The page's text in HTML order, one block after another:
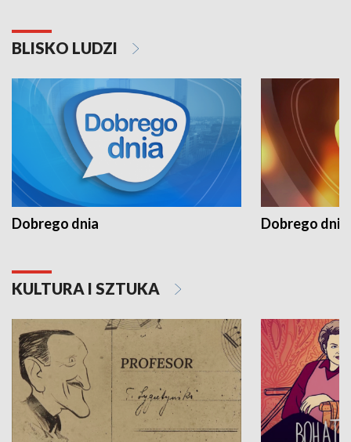
BLISKO LUDZI
Dobrego dnia Dobrego dnia
KULTURA I SZTUKA